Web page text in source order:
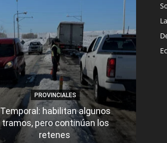
PROVINCIALES
Temporal: habilitan algunos
tramos, pero continúan los
retenes